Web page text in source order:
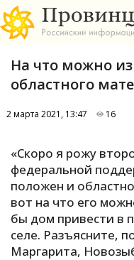
А
Б
На что можно
областного
2 марта 2021, 13:47 16
«Скоро я рожу
федеральной
положен и
вот на что его
бы дом привести в
селе. Разъясните,
Маргарита,